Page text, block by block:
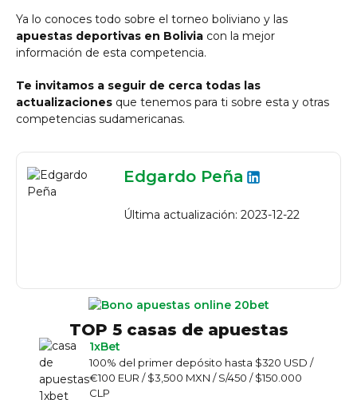
Ya lo conoces todo sobre el torneo boliviano y las
apuestas deportivas en Bolivia con la mejor
información de esta competencia.
Te invitamos a seguir de cerca todas las
actualizaciones que tenemos para ti sobre esta y otras
competencias sudamericanas.
Edgardo Peña
Última actualización: 2023-12-22
TOP 5 casas de apuestas
1xBet
100% del primer depósito hasta $320 USD /
€100 EUR / $3,500 MXN / S/450 / $150.000
CLP